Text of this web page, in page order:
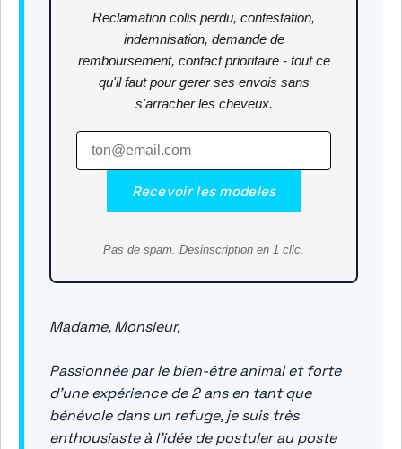
Reclamation colis perdu, contestation,
indemnisation, demande de
remboursement, contact prioritaire - tout ce
qu'il faut pour gerer ses envois sans
s'arracher les cheveux.
Recevoir les modeles
Pas de spam. Desinscription en 1 clic.
Madame, Monsieur,
Passionnée par le bien-être animal et forte
d’une expérience de 2 ans en tant que
bénévole dans un refuge, je suis très
enthousiaste à l’idée de postuler au poste